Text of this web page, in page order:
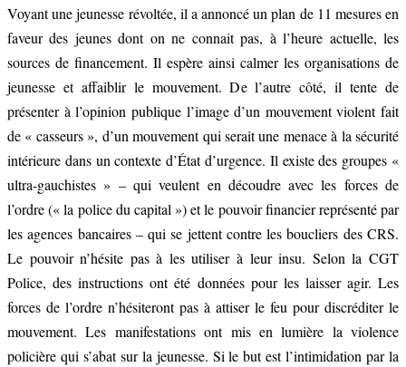
Voyant une jeunesse révoltée, il a annoncé un plan de 11 mesures en
faveur des jeunes dont on ne connait pas, à l’heure actuelle, les
sources de financement. Il espère ainsi calmer les organisations de
jeunesse et affaiblir le mouvement. De l’autre côté, il tente de
présenter à l’opinion publique l’image d’un mouvement violent fait
de « casseurs », d’un mouvement qui serait une menace à la sécurité
intérieure dans un contexte d’État d’urgence. Il existe des groupes «
ultra-gauchistes » – qui veulent en découdre avec les forces de
l’ordre (« la police du capital ») et le pouvoir financier représenté par
les agences bancaires – qui se jettent contre les boucliers des CRS.
Le pouvoir n’hésite pas à les utiliser à leur insu. Selon la CGT
Police, des instructions ont été données pour les laisser agir. Les
forces de l’ordre n’hésiteront pas à attiser le feu pour discréditer le
mouvement. Les manifestations ont mis en lumière la violence
policière qui s’abat sur la jeunesse. Si le but est l’intimidation par la